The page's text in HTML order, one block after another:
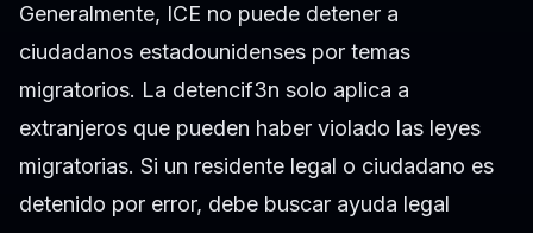
Generalmente, ICE no puede detener a
ciudadanos estadounidenses por temas
migratorios. La detencif3n solo aplica a
extranjeros que pueden haber violado las leyes
migratorias. Si un residente legal o ciudadano es
detenido por error, debe buscar ayuda legal